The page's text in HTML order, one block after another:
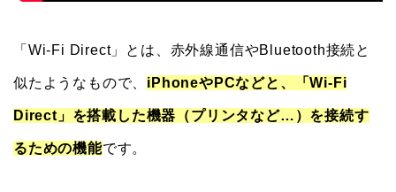
「Wi-Fi Direct」とは、赤外線通信やBluetooth接続と
似たようなもので、 iPhoneやPCなどと、「Wi-Fi
Direct」を搭載した機器（プリンタなど…）を接続す
るための機能です。